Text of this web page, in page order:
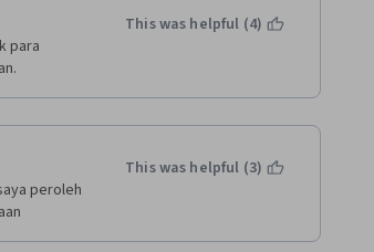
para
This was helpful (4)
peroleh
This was helpful (3)